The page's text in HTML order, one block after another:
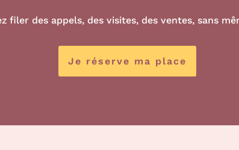
filer des appels, des visites, des ventes, sans
Je réserve ma place